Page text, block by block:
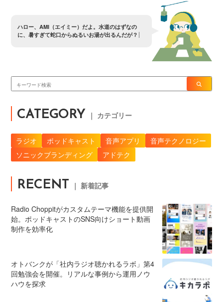
ハロー、 AMI（エイ ミ ー） だよ 。 水道のはずなの
に、 暑すぎて蛇口からぬるいお湯が出るんだが？
CATEGORY ｜ カテゴリー
ラジオ ポッドキャスト 音声アプリ
音声テクノロジー
ソニックブランディング
アドテク
RECENT ｜ 新着記事
Radio Choppitがカスタムテーマ機能を提供開
始。ポッドキャストのSNS向けショート動画
制作を効率化
オトバンクが「社内ラジオ聴かれるラボ」第4
回勉強会を開催。リアルな事例から運用ノウ
ハウを探求